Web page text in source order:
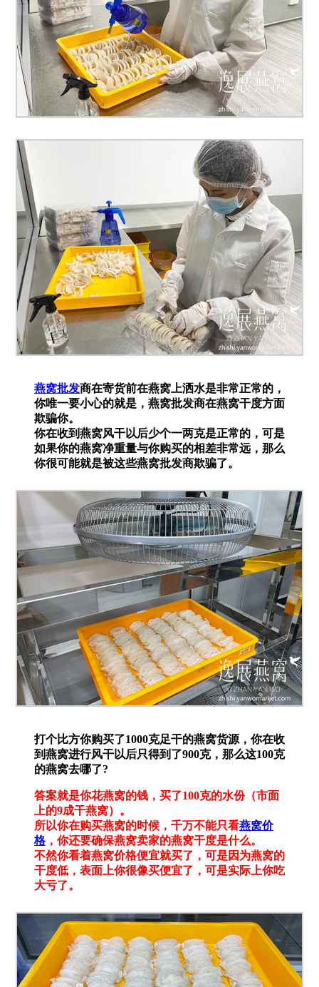
燕窝批发商在寄货前在燕窝上洒水是非常正常的，
你唯一要小心的就是，燕窝批发商在燕窝干度方面
欺骗你。
你在收到燕窝风干以后少个一两克是正常的，可是
如果你的燕窝净重量与你购买的相差非常远，那么
你很可能就是被这些燕窝批发商欺骗了。
打个比方你购买了1000克足干的燕窝货源，你在收
到燕窝进行风干以后只得到了900克，那么这100克
的燕窝去哪了?
答案就是你花燕窝的钱，买了100克的水份（市面
上的9成干燕窝）。
所以你在购买燕窝的时候，千万不能只看燕窝价
格，你还要确保燕窝卖家的燕窝干度是什么。
不然你看着燕窝价格便宜就买了，可是因为燕窝的
干度低，表面上你很像买便宜了，可是实际上你吃
大亏了。